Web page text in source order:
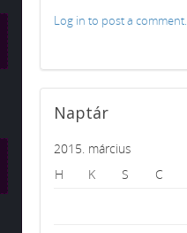
Log in to post a comment.
Naptár
2015. március
H
K S C